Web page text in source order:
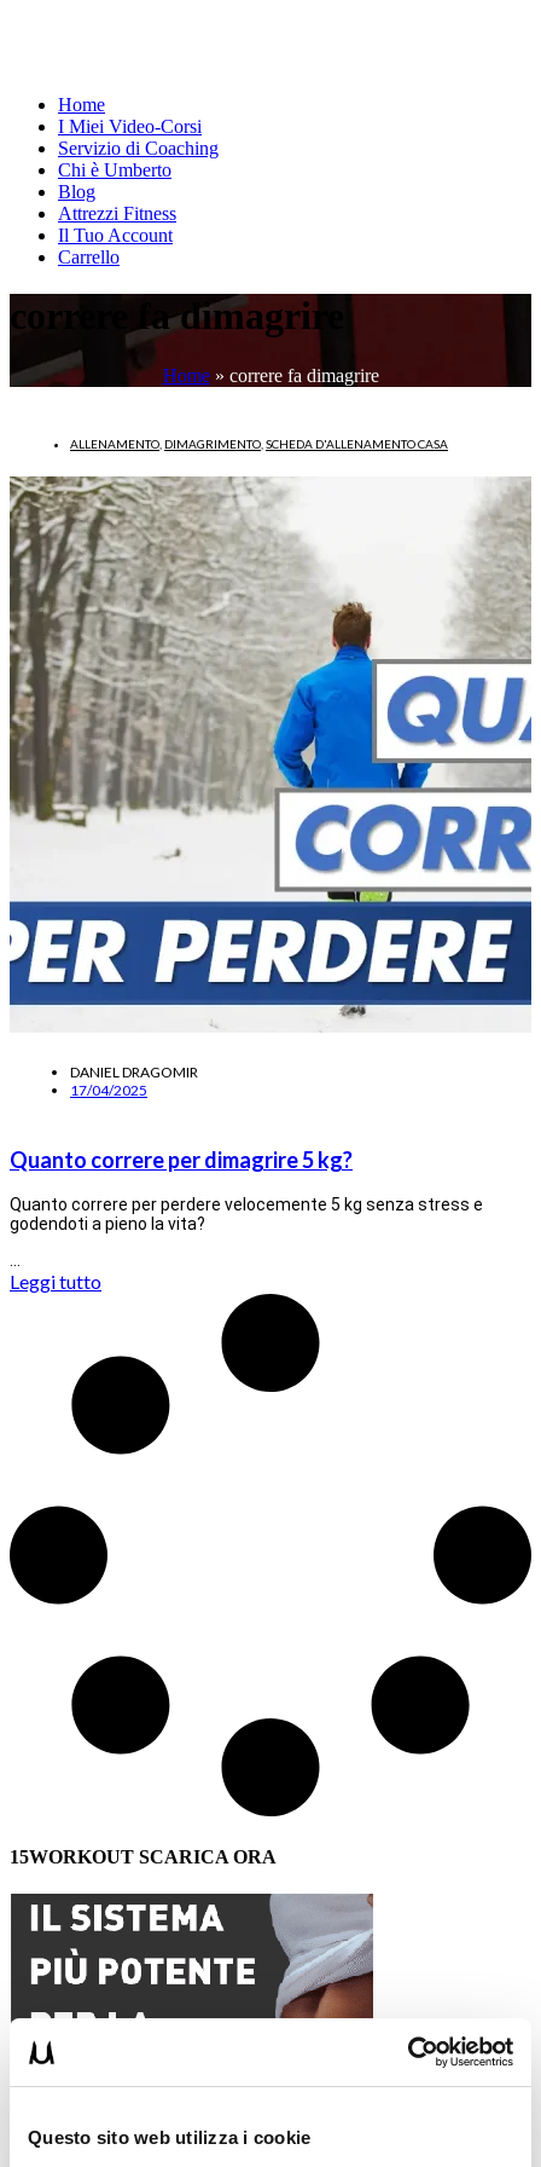
Questo sito web utilizza i cookie
Home
I Miei Video-Corsi
Servizio di Coaching
Chi è Umberto
Blog
Attrezzi Fitness
Il Tuo Account
Carrello
correre fa dimagrire
Home» correre fa dimagrire
ALLENAMENTO DIMAGRIMENTO SCHEDA D'ALLENAMENTO CASA
DANIEL DRAGOMIR
17/04/2025
Quanto correre per dimagrire 5 kg?
Quanto correre per perdere velocemente 5 kg senza stress e
godendoti a pieno la vita?
Leggi tutto
15WORKOUT SCARICA ORA